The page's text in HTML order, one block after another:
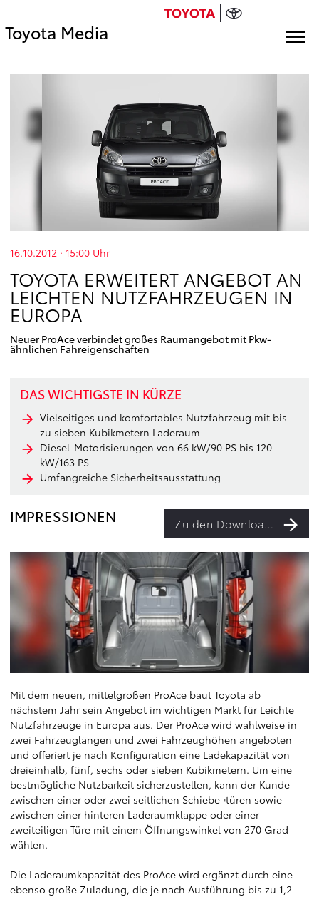
Toyota Media
16.10.2012 · 15:00 Uhr
TOYOTA ERWEITERT ANGEBOT AN
LEICHTEN NUTZFAHRZEUGEN IN
EUROPA
Neuer ProAce verbindet großes Raumangebot mit Pkw-
ähnlichen Fahreigenschaften
DAS WICHTIGSTE IN KÜRZE
Vielseitiges und komfortables Nutzfahrzeug mit bis
zu sieben Kubikmetern Laderaum
Diesel-Motorisierungen von 66 kW/90 PS bis 120
kW/163 PS
Umfangreiche Sicherheitsausstattung
IMPRESSIONEN Zu den Downloads
Mit dem neuen, mittelgroßen ProAce baut Toyota ab
nächstem Jahr sein Angebot im wichtigen Markt für Leichte
Nutzfahrzeuge in Europa aus. Der ProAce wird wahlweise in
zwei Fahrzeuglängen und zwei Fahrzeughöhen angeboten
und offeriert je nach Konfiguration eine Ladekapazität von
dreieinhalb, fünf, sechs oder sieben Kubikmetern. Um eine
bestmögliche Nutzbarkeit sicherzustellen, kann der Kunde
zwischen einer oder zwei seitlichen Schiebe¬türen sowie
zwischen einer hinteren Laderaumklappe oder einer
zweiteiligen Türe mit einem Öffnungswinkel von 270 Grad
wählen.
Die Laderaumkapazität des ProAce wird ergänzt durch eine
ebenso große Zuladung, die je nach Ausführung bis zu 1,2